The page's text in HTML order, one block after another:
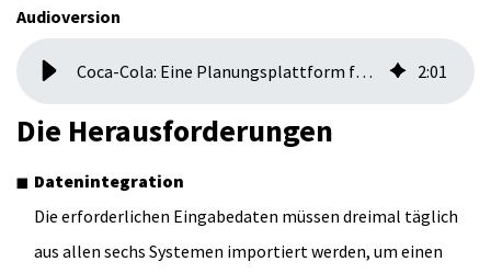
Audioversion
Coca-Cola: Eine Planungsplattform für das gesamte Unternehmen 2:01
Die Herausforderungen
Datenintegration
Die erforderlichen Eingabedaten müssen dreimal täglich
aus allen sechs Systemen importiert werden, um einen